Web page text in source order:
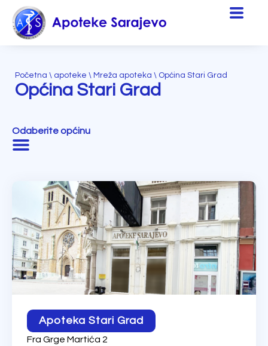
Početna \ apoteke \ Mreža apoteka \ Općina Stari Grad
Općina Stari Grad
Odaberite općinu
Apoteka Stari Grad
Fra Grge Martića 2